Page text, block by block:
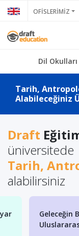
OFİSLERİMİZ
Dil Okulları
Tarih,
Alabileceğiniz
Draft
üniversitede
Tarih,
alabilirsiniz
Geleceğin